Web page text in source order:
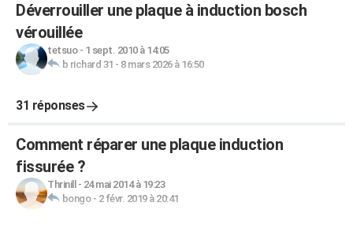
Déverrouiller une plaque à induction bosch
vérouillée
tetsuo- 1 sept. 2010 à 14:05
b richard 31 - 8 mars 2026 à 16:50
31 réponses
Comment réparer une plaque induction
fissurée ?
Thrinill - 24 mai 2014 à 19:23
bongo- 2 févr. 2019 à 20:41